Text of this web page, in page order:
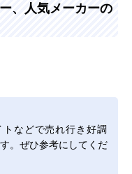
、人気メーカーの
などで売れ行き好調
。ぜひ参考にしてくだ